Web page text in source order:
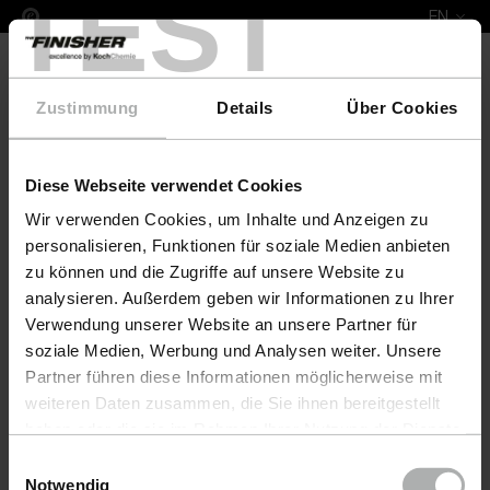
TEST
Zustimmung Details Über Cookies
Diese Webseite verwendet Cookies
Wir verwenden Cookies, um Inhalte und Anzeigen zu
personalisieren, Funktionen für soziale Medien anbieten
zu können und die Zugriffe auf unsere Website zu
analysieren. Außerdem geben wir Informationen zu Ihrer
Verwendung unserer Website an unsere Partner für
soziale Medien, Werbung und Analysen weiter. Unsere
Partner führen diese Informationen möglicherweise mit
weiteren Daten zusammen, die Sie ihnen bereitgestellt
Einstellungen zu den Cookies finden Sie unter
Notwendig
EN
COLOURLOCK Leather Fresh 100 ml Alfa Romeo